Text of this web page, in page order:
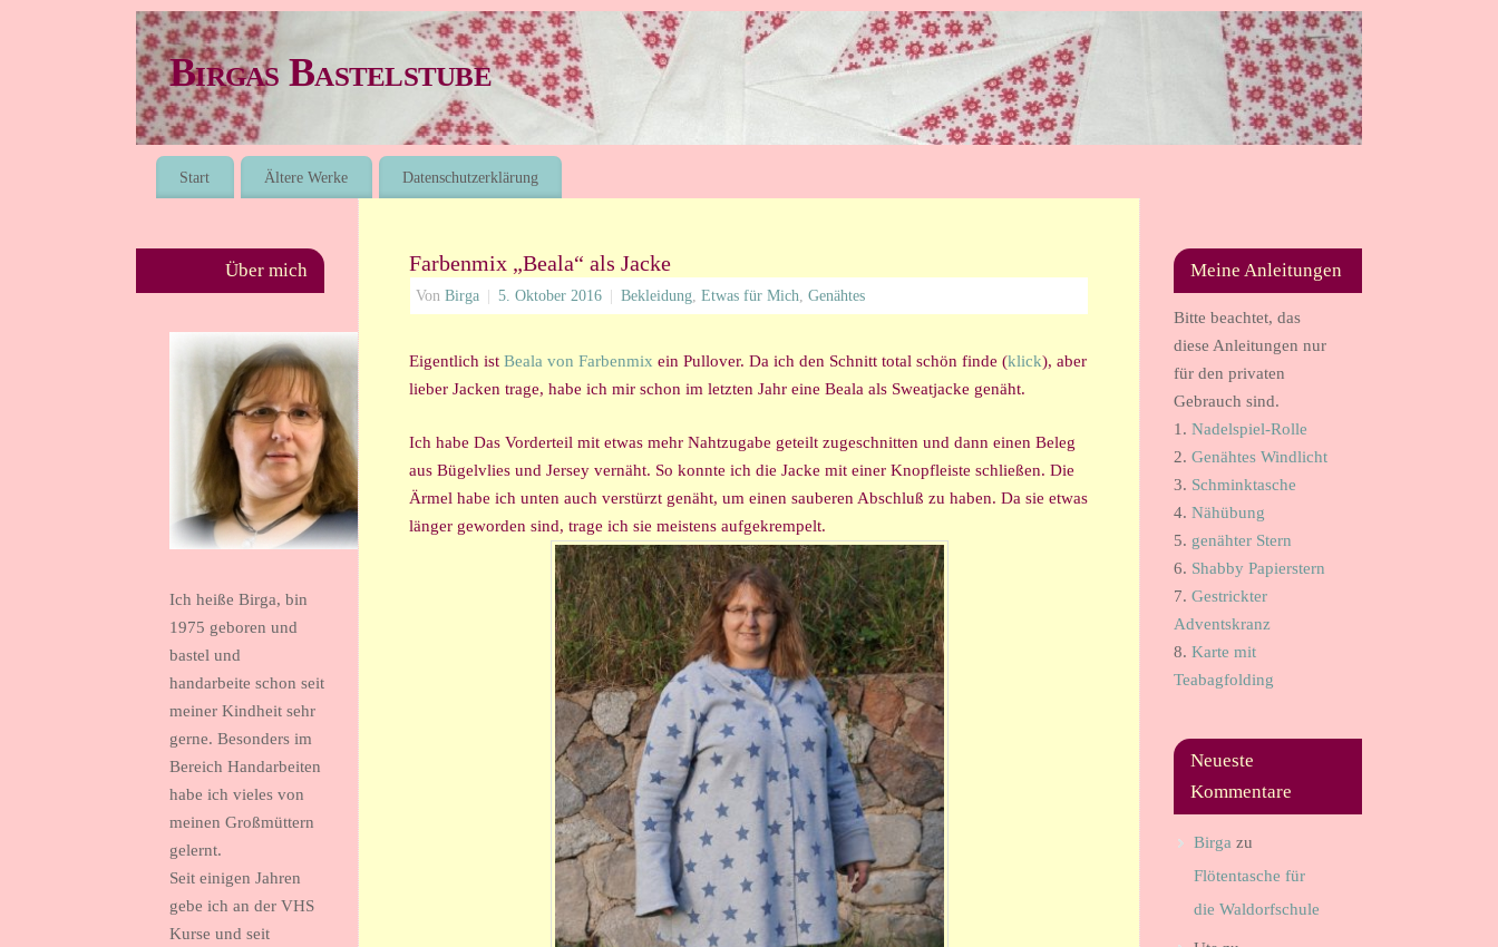
Birgas Bastelstube
Start Ältere Werke Datenschutzerklärung
Farbenmix „Beala“ als Jacke
Von Birga 5. Oktober 2016 Bekleidung, Etwas für Mich, Genähtes
Eigentlich ist Beala von Farbenmix ein Pullover. Da ich den Schnitt total schön finde (klick), aber
lieber Jacken trage, habe ich mir schon im letzten Jahr eine Beala als Sweatjacke genäht.
Ich habe Das Vorderteil mit etwas mehr Nahtzugabe geteilt zugeschnitten und dann einen Beleg
aus Bügelvlies und Jersey vernäht. So konnte ich die Jacke mit einer Knopfleiste schließen. Die
Ärmel habe ich unten auch verstürzt genäht, um einen sauberen Abschluß zu haben. Da sie etwas
länger geworden sind, trage ich sie meistens aufgekrempelt.
Über mich
Ich heiße Birga, bin
1975 geboren und
bastel und
handarbeite schon seit
meiner Kindheit sehr
gerne. Besonders im
Bereich Handarbeiten
habe ich vieles von
meinen Großmüttern
gelernt.
Seit einigen Jahren
gebe ich an der VHS
Kurse und seit
Meine Anleitungen
Bitte beachtet, das
diese Anleitungen nur
für den privaten
Gebrauch sind.
1. Nadelspiel-Rolle
2. Genähtes Windlicht
3. Schminktasche
4. Nähübung
5. genähter Stern
6. Shabby Papierstern
7. Gestrickter
Adventskranz
8. Karte mit
Teabagfolding
Neueste
Kommentare
Birga zu
Flötentasche für
die Waldorfschule